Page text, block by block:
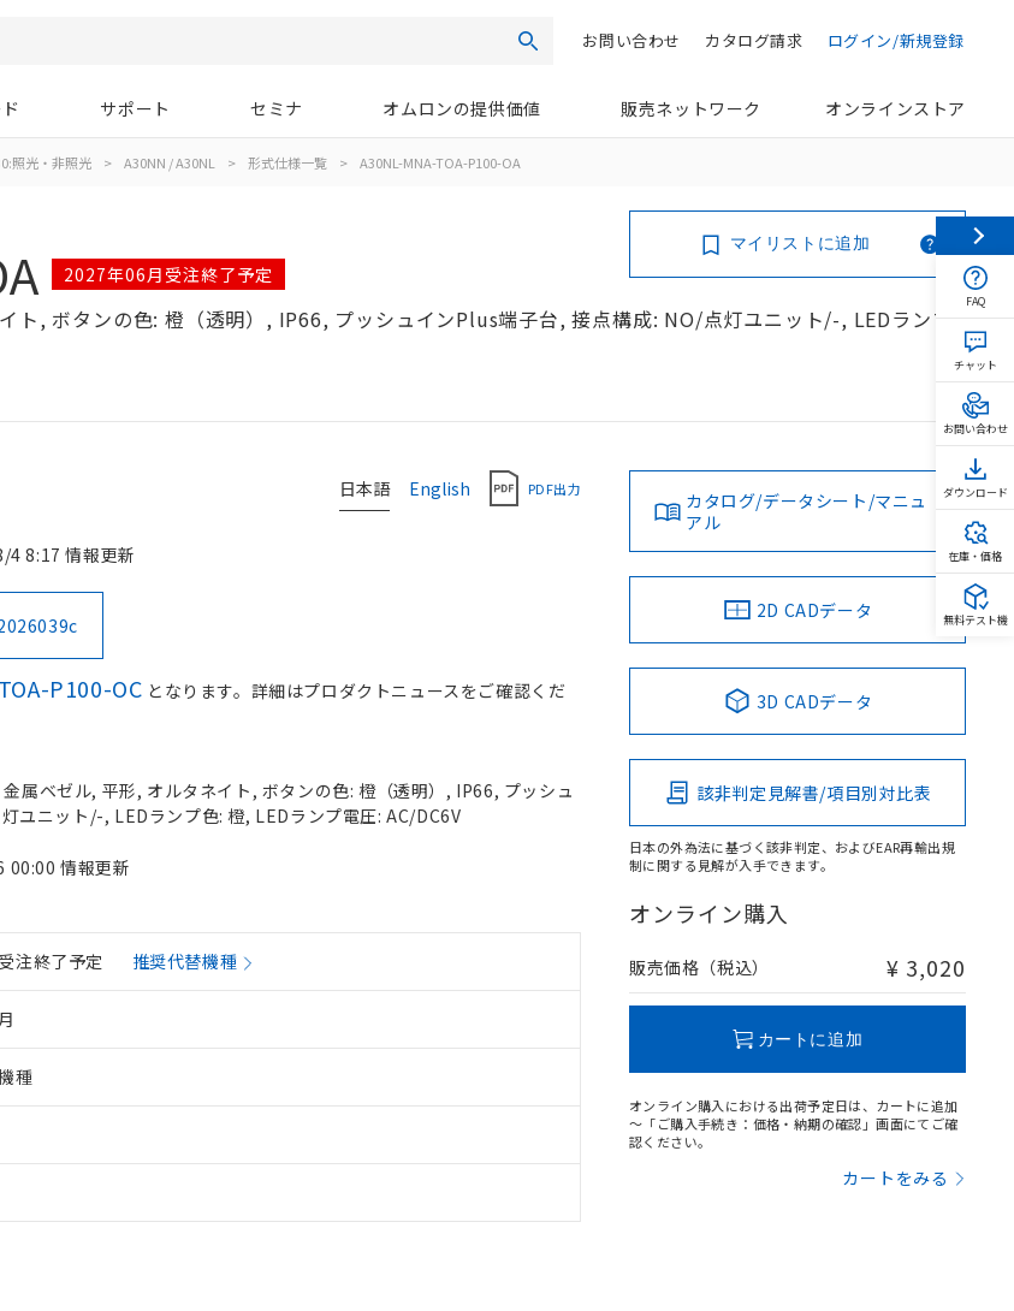
検索 ログイン/新規登録
カタログ請求
お問い合わせ
サポート セミナ オムロンの提供価値 販売ネットワーク オンラインストア
照光・非照光 > A30NN / A30NL > 形式仕様一覧 > A30NL-MNA-TOA-P100-OA
2027年06月受注終了予定
ト, ボタンの色: 橙（透明）, IP66, プッシュインPlus端子台, 接点構成: NO/点灯ユニット/-, LEDランプ
マイリストに追加
日本語 English PDF出力
4 8:17 情報更新
P100-OC となります。詳細はプロダクトニュースをご確認くだ
属ベゼル, 平形, オルタネイト, ボタンの色: 橙（透明）, IP66, プッシュ
ユニット/-, LEDランプ色: 橙, LEDランプ電圧: AC/DC6V
00:00 情報更新
注終了予定 推奨代替機種
種
カタログ/データシート/マニュ
アル
2D CADデータ
3D CADデータ
該非判定見解書/項目別対比表
日本の外為法に基づく該非判定、およびEAR再輸出規
制に関する見解が入手できます。
オンライン購入
販売価格（税込） ¥ 3,020
カートに追加
オンライン購入における出荷予定日は、カートに追加
～「ご購入手続き：価格・納期の確認」画面にてご確
認ください。
カートをみる
FAQ
チャット
お問い合わせ
ダウンロード
在庫・価格
無料テスト機